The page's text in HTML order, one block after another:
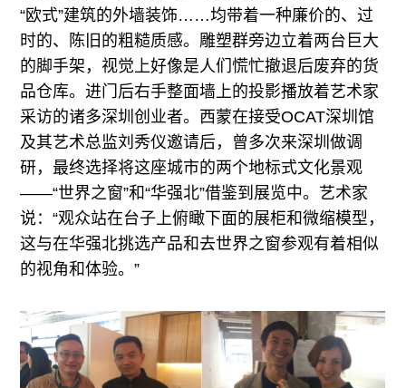
“欧式”建筑的外墙装饰……均带着一种廉价的、过
时的、陈旧的粗糙质感。雕塑群旁边立着两台巨大
的脚手架，视觉上好像是人们慌忙撤退后废弃的货
品仓库。进门后右手整面墙上的投影播放着艺术家
采访的诸多深圳创业者。西蒙在接受OCAT深圳馆
及其艺术总监刘秀仪邀请后，曾多次来深圳做调
研，最终选择将这座城市的两个地标式文化景观
——“世界之窗”和“华强北”借鉴到展览中。艺术家
说：“观众站在台子上俯瞰下面的展柜和微缩模型，
这与在华强北挑选产品和去世界之窗参观有着相似
的视角和体验。”